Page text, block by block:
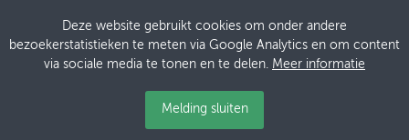
Deze website gebruikt cookies om onder andere
bezoekerstatistieken te meten via Google Analytics en om content
via sociale media te tonen en te delen. Meer informatie
Melding sluiten